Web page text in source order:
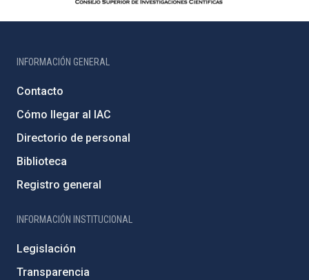
INFORMACIÓN GENERAL
Contacto
Cómo llegar al IAC
Directorio de personal
Biblioteca
Registro general
INFORMACIÓN INSTITUCIONAL
Legislación
Transparencia